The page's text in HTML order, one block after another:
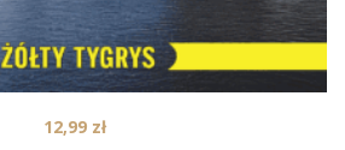
12,99 zł